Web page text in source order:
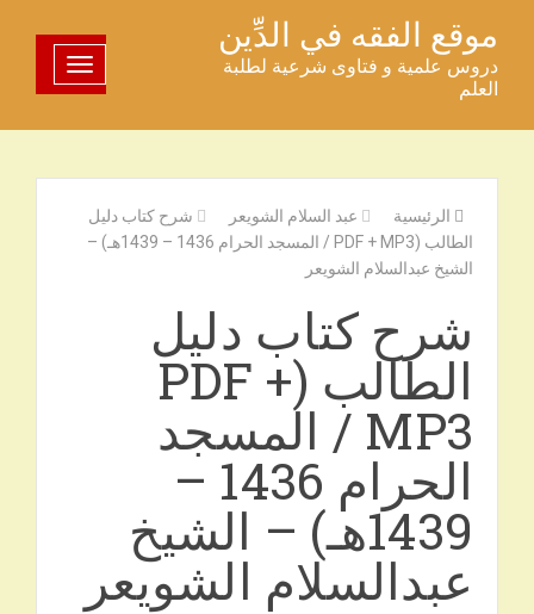
المحتوى
موقع الفقه في الدِّين
دروس علمية و فتاوى شرعية لطلبة
العلم
تبديل
الرئيسية عبد السلام الشويعر
شرح كتاب دليل
الطالب (PDF + MP3 / المسجد الحرام 1436 – 1439هـ) –
الشيخ عبدالسلام الشويعر
شرح كتاب دليل
الطالب (PDF +
MP3 / المسجد
الحرام 1436 –
1439هـ) – الشيخ
عبدالسلام الشويعر